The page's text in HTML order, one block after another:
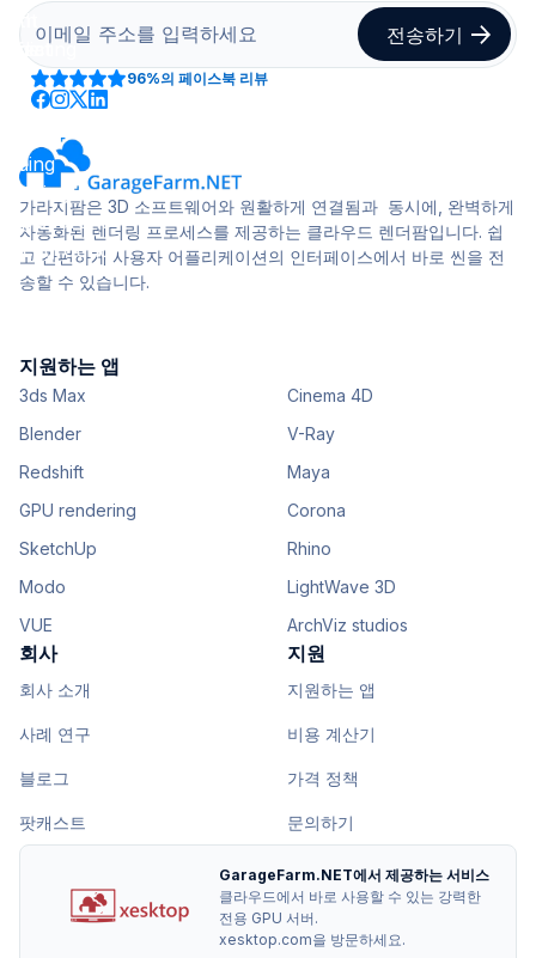
96%의 페이스북 리뷰
가라지팜은 3D 소프트웨어와 원활하게 연결됨과 동시에, 완벽하게
자동화된 렌더링 프로세스를 제공하는 클라우드 렌더팜입니다. 쉽
고 간편하게 사용자 어플리케이션의 인터페이스에서 바로 씬을 전
송할 수 있습니다.
지원하는 앱
3ds Max
Cinema 4D
Blender
V-Ray
Redshift
Maya
GPU rendering
Corona
SketchUp
Rhino
Modo
LightWave 3D
VUE
ArchViz studios
회사
회사 소개
사례 연구
블로그
팟캐스트
지원
지원하는 앱
비용 계산기
가격 정책
문의하기
GarageFarm.NET에서 제공하는 서비스
클라우드에서 바로 사용할 수 있는 강력한
전용 GPU 서버.
xesktop.com을 방문하세요.